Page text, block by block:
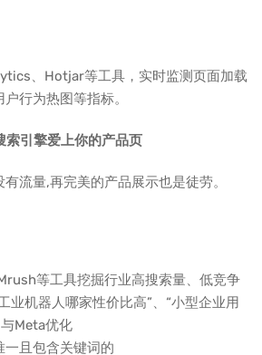
、Hotjar等工具，实时监测页面加载
行为热图等指标。
索引擎爱上你的产品页
流量,再完美的产品展示也是徒劳。
等工具挖掘行业高搜索量、低竞争
业机器人哪家性价比高”、“小型企业用
Meta优化
且包含关键词的